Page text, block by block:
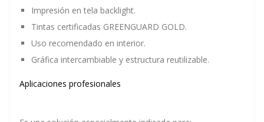
Impresión en tela backlight.
Tintas certificadas GREENGUARD GOLD.
Uso recomendado en interior.
Gráfica intercambiable y estructura reutilizable.
Aplicaciones profesionales